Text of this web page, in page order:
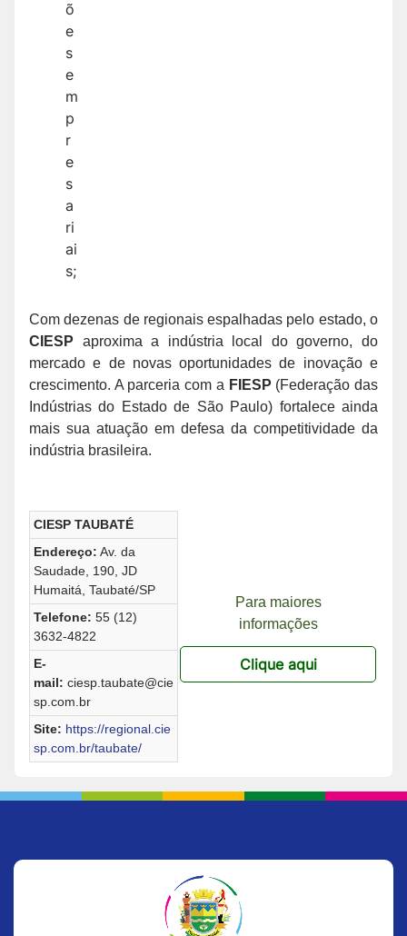
õ
e
s
e
m
p
r
e
s
a
ri
ai
s;
Com dezenas de regionais espalhadas pelo estado, o
CIESP aproxima a indústria local do governo, do
mercado e de novas oportunidades de inovação e
crescimento. A parceria com a FIESP (Federação das
Indústrias do Estado de São Paulo) fortalece ainda
mais sua atuação em defesa da competitividade da
indústria brasileira.
CIESP TAUBATÉ
Endereço: Av. da
Saudade, 190, JD
Humaitá, Taubaté/SP
Telefone: 55 (12)
3632-4822
E-
mail: ciesp.taubate@cie
sp.com.br
Site: https://regional.cie
sp.com.br/taubate/
Para maiores
informações
Clique aqui